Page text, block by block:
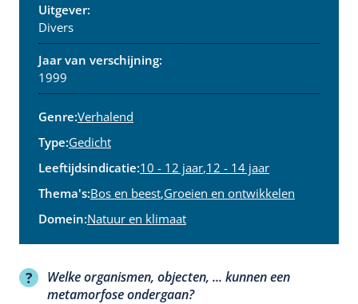
Uitgever:
Divers
Jaar van verschijning:
1999
Genre:Verhalend
Type:Gedicht
Leeftijdsindicatie:10 - 12 jaar,12 - 14 jaar
Thema's:Bos en beest,Groeien en ontwikkelen
Domein:Natuur en klimaat
Welke organismen, objecten, ... kunnen een
metamorfose ondergaan?